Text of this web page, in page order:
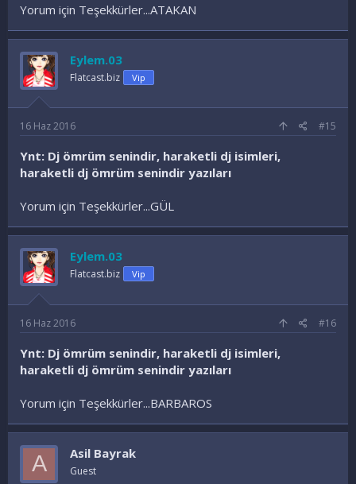
Yorum için Teşekkürler...ATAKAN
Eylem.03
Flatcast.biz Vip
16 Haz 2016 #15
Ynt: Dj ömrüm senindir, haraketli dj isimleri,
haraketli dj ömrüm senindir yazıları
Yorum için Teşekkürler...GÜL
Eylem.03
Flatcast.biz Vip
16 Haz 2016 #16
Ynt: Dj ömrüm senindir, haraketli dj isimleri,
haraketli dj ömrüm senindir yazıları
Yorum için Teşekkürler...BARBAROS
A Asil Bayrak
Guest